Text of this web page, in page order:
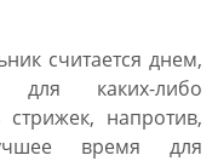
считается днем,
для каких-либо
напротив,
время для